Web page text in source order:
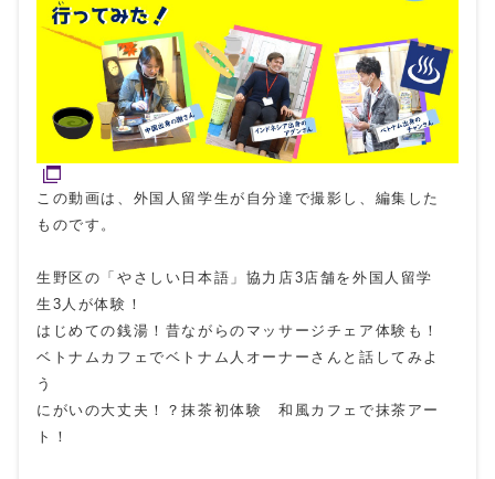
この動画は、外国人留学生が自分達で撮影し、編集した
ものです。
生野区の「やさしい日本語」協力店3店舗を外国人留学
生3人が体験！
はじめての銭湯！昔ながらのマッサージチェア体験も！
ベトナムカフェでベトナム人オーナーさんと話してみよ
う
にがいの大丈夫！？抹茶初体験 和風カフェで抹茶アー
ト！